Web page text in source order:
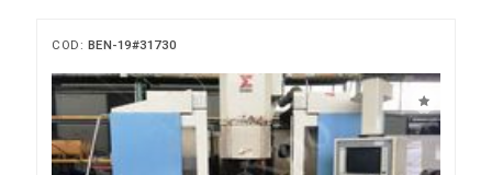
COD: BEN-19#31730